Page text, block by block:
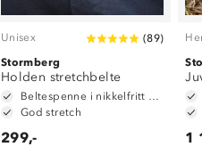
Unisex (89)
Stormberg
Holden stretchbelte
God stretch
299,- 1